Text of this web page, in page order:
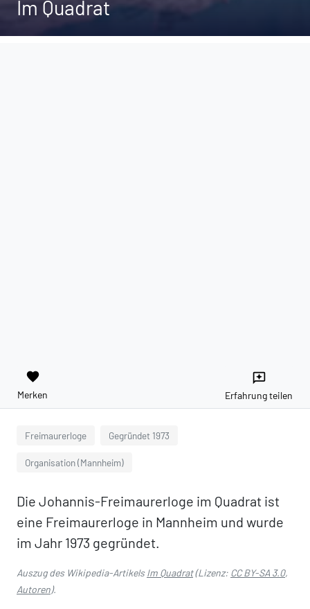
Im Quadrat
favorite
Merken
reviews
Erfahrung teilen
Freimaurerloge Gegründet 1973
Organisation (Mannheim)
Die Johannis-Freimaurerloge im Quadrat ist
eine Freimaurerloge in Mannheim und wurde
im Jahr 1973 gegründet.
Auszug des Wikipedia-ArtikelsIm Quadrat(Lizenz: CC BY-SA 3.0,
Autoren).